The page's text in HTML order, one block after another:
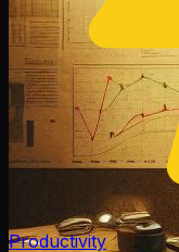
Productivity